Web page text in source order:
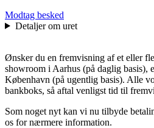
Modtag besked
Detaljer om uret
Ønsker du en fremvisning af et eller
showroom i Aarhus (på daglig basis),
København (på ugentlig basis). Alle
bankboks, så aftal venligst tid til
Som noget nyt kan vi nu tilbyde
os for nærmere information.